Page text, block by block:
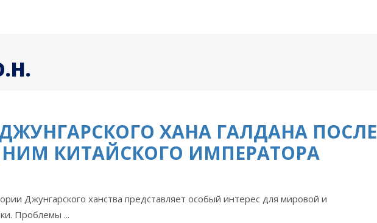
ХАНА ГАЛДАНА ПОСЛЕ
КИТАЙСКОГО ИМПЕРАТОРА
Джунгарского ханства представляет особый интерес для мировой и
Проблемы ...